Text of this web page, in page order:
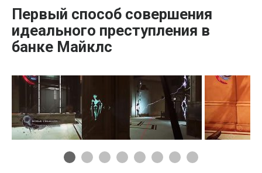
Первый способ совершения
идеального преступления в
банке Майклс